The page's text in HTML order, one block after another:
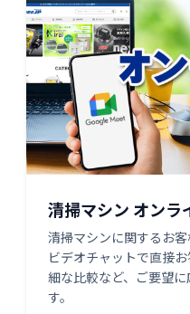
清掃マシン オンラ
清掃マシンに関するお
ビデオチャットで直接
細な比較など、ご要望
す。